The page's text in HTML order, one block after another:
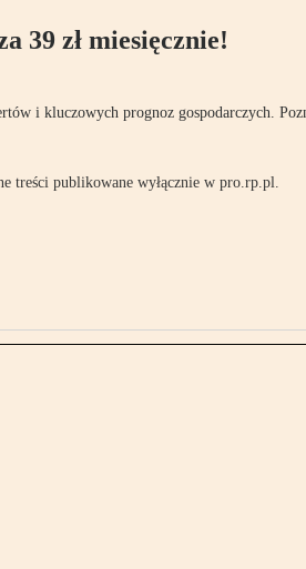
39 zł miesięcznie!
i kluczowych prognoz gospodarczych.
treści publikowane wyłącznie w pro.rp.pl.